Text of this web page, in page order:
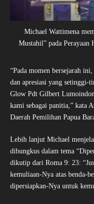
Michael Wattimena
Mustahil” pada
“Pada momen bersejarah
dan apresiasi yang setinggi-
Glow Pdt Gilbert
kami sebagai panitia,” kata
Daerah Pemilihan Papua
Lebih lanjut Michael
dibungkus dalam tema
dikutip dari Roma 9: 23:
kemuliaan-Nya atas benda-
dipersiapkan-Nya untuk